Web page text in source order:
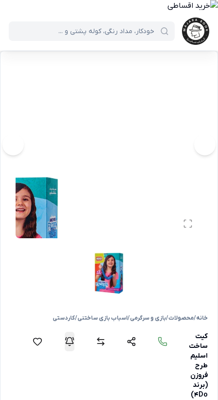
خانه/محصولات/بازی و سرگرمی/اسباب بازی ساختنی/کاردستی
کیت
ساخت
اسلیم
طرح
فروزن
(برند
4Do)